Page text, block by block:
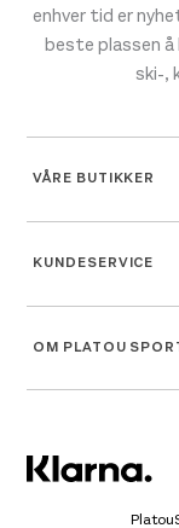
enhver tid er
beste plassen å
ski-,
VÅRE BUTIKKER
KUNDESERVICE
OM PLATOU